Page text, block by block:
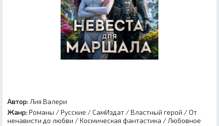
Автор: Лия Валери
Жанр: Романы / Русские / СамИздат / Властный герой / От
ненависти до любви / Космическая фантастика / Любовное